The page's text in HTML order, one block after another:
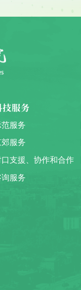
技服务
范服务
服务
口支援、协作和合作
询服务